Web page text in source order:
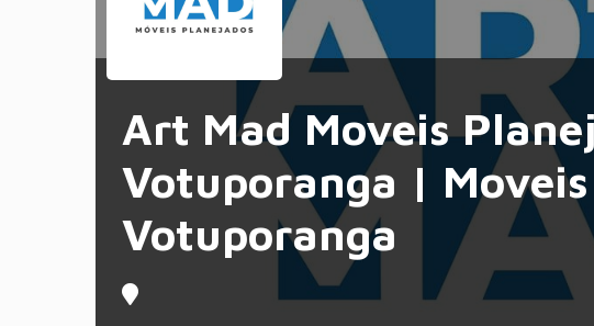
Art Mad Moveis
Votuporanga |
Votuporanga